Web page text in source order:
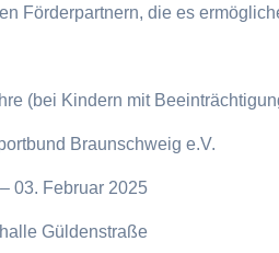
Förderpartnern, die es
(bei Kindern mit
Braunschweig e.V.
03. Februar 2025
Güldenstraße